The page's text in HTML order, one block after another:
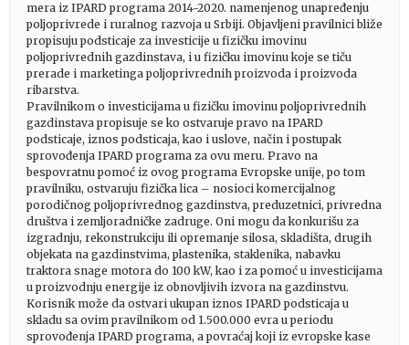
mera iz IPARD programa 2014-2020. namenjenog unapređenju
poljoprivrede i ruralnog razvoja u Srbiji. Objavljeni pravilnici bliže
propisuju podsticaje za investicije u fizičku imovinu
poljoprivrednih gazdinstava, i u fizičku imovinu koje se tiču
prerade i marketinga poljoprivrednih proizvoda i proizvoda
ribarstva.
Pravilnikom o investicijama u fizičku imovinu poljoprivrednih
gazdinstava propisuje se ko ostvaruje pravo na IPARD
podsticaje, iznos podsticaja, kao i uslove, način i postupak
sprovođenja IPARD programa za ovu meru. Pravo na
bespovratnu pomoć iz ovog programa Evropske unije, po tom
pravilniku, ostvaruju fizička lica – nosioci komercijalnog
porodičnog poljoprivrednog gazdinstva, preduzetnici, privredna
društva i zemljoradničke zadruge. Oni mogu da konkurišu za
izgradnju, rekonstrukciju ili opremanje silosa, skladišta, drugih
objekata na gazdinstvima, plastenika, staklenika, nabavku
traktora snage motora do 100 kW, kao i za pomoć u investicijama
u proizvodnju energije iz obnovljivih izvora na gazdinstvu.
Korisnik može da ostvari ukupan iznos IPARD podsticaja u
skladu sa ovim pravilnikom od 1.500.000 evra u periodu
sprovođenja IPARD programa, a povraćaj koji iz evropske kase